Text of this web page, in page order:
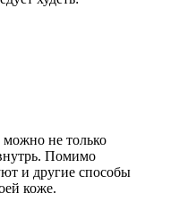
не только
Помимо
и другие способы
коже.